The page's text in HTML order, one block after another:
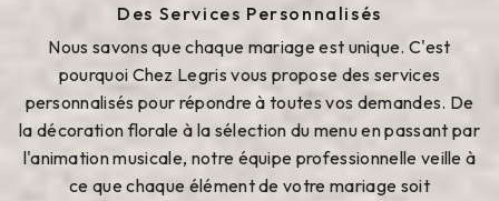
Des Services Personnalisés
Nous savons que chaque mariage est unique. C'est
pourquoi Chez Legris vous propose des services
personnalisés pour répondre à toutes vos demandes. De
la décoration florale à la sélection du menu en passant par
l'animation musicale, notre équipe professionnelle veille à
ce que chaque élément de votre mariage soit